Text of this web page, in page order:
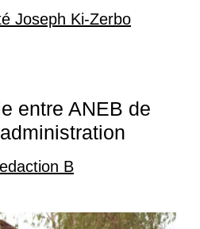
Joseph Ki-Zerbo
entre ANEB de
B